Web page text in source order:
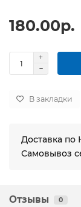
180.00р.
В закладки
Доставка по
Самовывоз
Отзывы 0